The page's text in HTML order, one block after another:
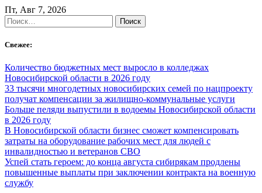
Skip
to
content
Пт, Авг 7, 2026
Найти:
Свежее:
Количество бюджетных мест выросло в колледжах
Новосибирской области в 2026 году
33 тысячи многодетных новосибирских семей по нацпроекту
получат компенсации за жилищно-коммунальные услуги
Больше пеляди выпустили в водоемы Новосибирской области
в 2026 году
В Новосибирской области бизнес сможет компенсировать
затраты на оборудование рабочих мест для людей с
инвалидностью и ветеранов СВО
Успей стать героем: до конца августа сибирякам продлены
повышенные выплаты при заключении контракта на военную
службу